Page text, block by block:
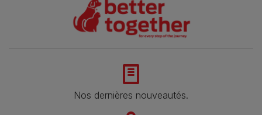
Nos dernières nouveautés.